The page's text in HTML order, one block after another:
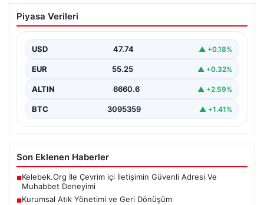
Kurumsal Atık Yönetimi ve Geri
Dönüşüm
cihaz envanterlerini belirli aralıklarla güncellemektedir.
Bu güncelleme operasyonlarında…
Piyasa Verileri
USD 47.74 ▲ +0.18%
EUR 55.25 ▲ +0.32%
ALTIN 6660.6 ▲ +2.59%
BTC 3095359 ▲ +1.41%
Son Eklenen Haberler
■Kelebek.Org İle Çevrim içi İletişimin Güvenli Adresi Ve
Muhabbet Deneyimi
■Kurumsal Atık Yönetimi ve Geri Dönüşüm